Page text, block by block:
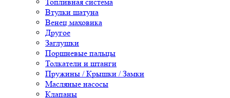
Втулки шатуна
Венец маховика
Другое
Заглушки
Поршневые пальцы
Толкатели и штанги
Пружины / Крышки / Замки
Масляные насосы
Клапаны